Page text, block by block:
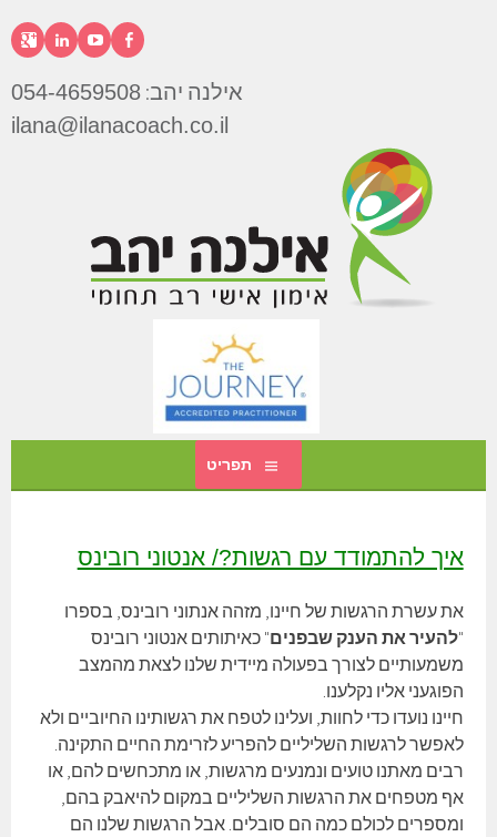
אילנה
יהב
אילנה יהב:054-4659508
ilana@ilanacoach.co.il
תפריט
איך להתמודד עם רגשות?/ אנטוני רובינס
את עשרת הרגשות של חיינו, מזהה אנתוני רובינס, בספרו
להעיר את הענק שבפנים" כאיתותים אנטוני רובינס
משמעותיים לצורך בפעולה מיידית שלנו לצאת מהמצב
הפוגעני אליו נקלענו.
חיינו נועדו כדי לחוות, ועלינו לטפח את רגשותינו החיוביים ולא
לאפשר לרגשות השליליים להפריע לזרימת החיים התקינה.
רבים מאתנו טועים ונמנעים מרגשות, או מתכחשים להם, או
אף מטפחים את הרגשות השליליים במקום להיאבק בהם,
ומספרים לכולם כמה הם סובלים. אבל הרגשות שלנו הם